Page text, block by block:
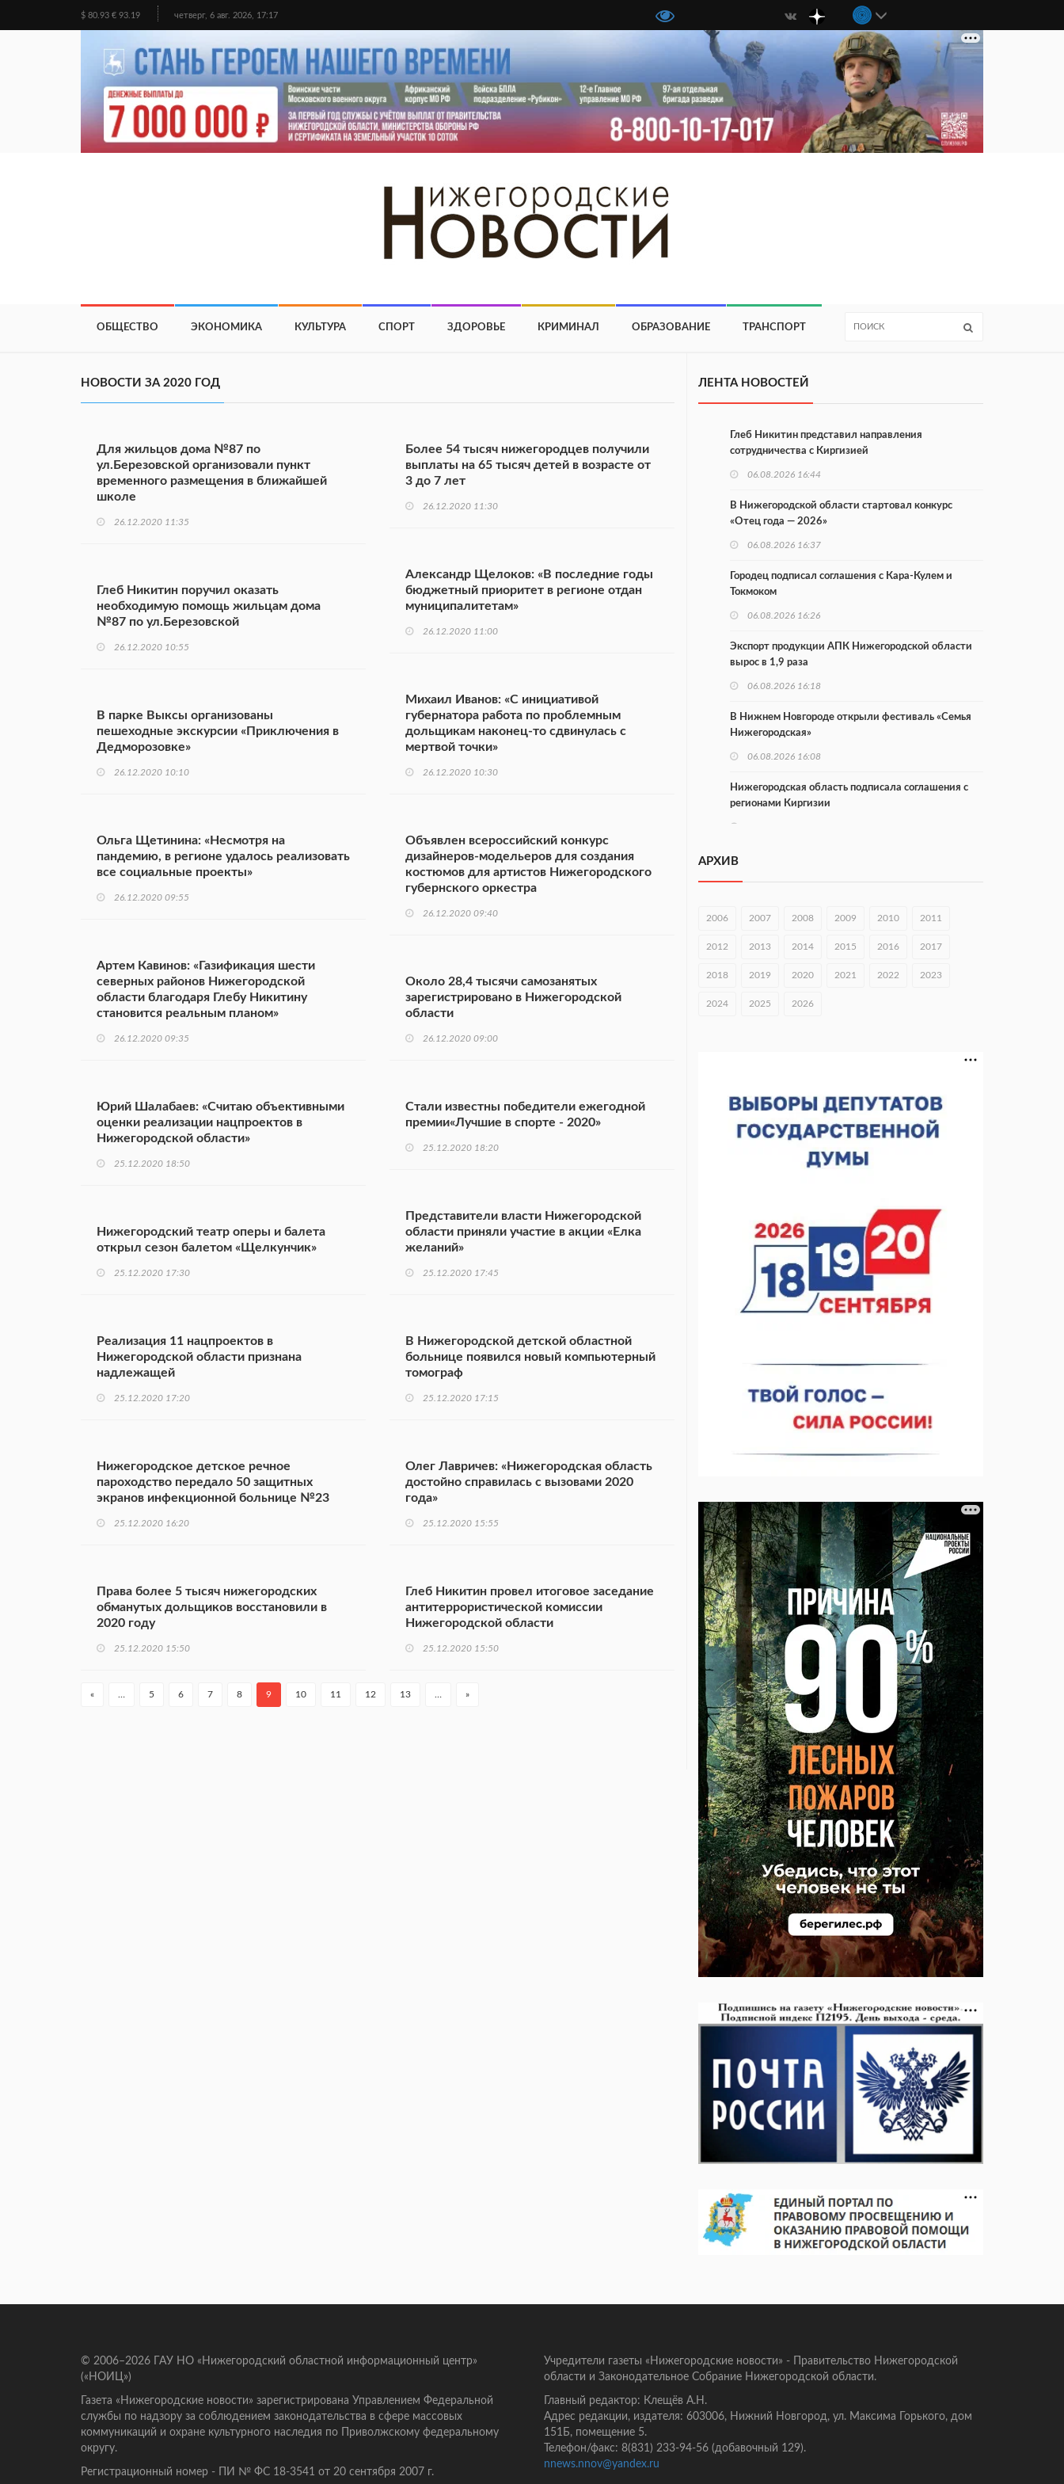
$ 80.93 € 93.19 четверг, 6 авг. 2026, 17:17
ОБЩЕСТВО ЭКОНОМИКА КУЛЬТУРА СПОРТ ЗДОРОВЬЕ КРИМИНАЛ ОБРАЗОВАНИЕ ТРАНСПОРТ
НОВОСТИ ЗА 2020 ГОД
Для жильцов дома №87 по
ул.Березовской организовали пункт
временного размещения в ближайшей
школе
26.12.2020 11:35
Более 54 тысяч нижегородцев получили
выплаты на 65 тысяч детей в возрасте от
3 до 7 лет
26.12.2020 11:30
Александр Щелоков: «В последние годы
бюджетный приоритет в регионе отдан
муниципалитетам»
26.12.2020 11:00
Глеб Никитин поручил оказать
необходимую помощь жильцам дома
№87 по ул.Березовской
26.12.2020 10:55
Михаил Иванов: «С инициативой
губернатора работа по проблемным
дольщикам наконец-то сдвинулась с
мертвой точки»
26.12.2020 10:30
В парке Выксы организованы
пешеходные экскурсии «Приключения в
Дедморозовке»
26.12.2020 10:10
Ольга Щетинина: «Несмотря на
пандемию, в регионе удалось реализовать
все социальные проекты»
26.12.2020 09:55
Объявлен всероссийский конкурс
дизайнеров-модельеров для создания
костюмов для артистов Нижегородского
губернского оркестра
26.12.2020 09:40
Артем Кавинов: «Газификация шести
северных районов Нижегородской
области благодаря Глебу Никитину
становится реальным планом»
26.12.2020 09:35
Около 28,4 тысячи самозанятых
зарегистрировано в Нижегородской
области
26.12.2020 09:00
Юрий Шалабаев: «Считаю объективными
оценки реализации нацпроектов в
Нижегородской области»
25.12.2020 18:50
Стали известны победители ежегодной
премии«Лучшие в спорте - 2020»
25.12.2020 18:20
Представители власти Нижегородской
области приняли участие в акции «Елка
желаний»
25.12.2020 17:45
Нижегородский театр оперы и балета
открыл сезон балетом «Щелкунчик»
25.12.2020 17:30
Реализация 11 нацпроектов в
Нижегородской области признана
надлежащей
25.12.2020 17:20
В Нижегородской детской областной
больнице появился новый компьютерный
томограф
25.12.2020 17:15
Нижегородское детское речное
пароходство передало 50 защитных
экранов инфекционной больнице №23
25.12.2020 16:20
Олег Лавричев: «Нижегородская область
достойно справилась с вызовами 2020
года»
25.12.2020 15:55
Права более 5 тысяч нижегородских
обманутых дольщиков восстановили в
2020 году
25.12.2020 15:50
Глеб Никитин провел итоговое заседание
антитеррористической комиссии
Нижегородской области
25.12.2020 15:50
« … 5 6 7 8 9 10 11 12 13 … »
ЛЕНТА НОВОСТЕЙ
Глеб Никитин представил направления
сотрудничества с Киргизией
06.08.2026 16:44
В Нижегородской области стартовал конкурс
«Отец года — 2026»
06.08.2026 16:37
Городец подписал соглашения с Кара-Кулем и
Токмоком
06.08.2026 16:26
Экспорт продукции АПК Нижегородской области
вырос в 1,9 раза
06.08.2026 16:18
В Нижнем Новгороде открыли фестиваль «Семья
Нижегородская»
06.08.2026 16:08
Нижегородская область подписала соглашения с
регионами Киргизии
Видели ночь, бежали всю ночь... На
06.08.2026 15:05
операцию на щитовидной железе
06.08.2026 14:46
На повороте на Богородск ограничили скорость до
50 км/ч
06.08.2026 14:41
06.08.2026 14:35
ФК «Нижний Новгород». Шильников и «Шинник»
06.08.2026 14:25
АРХИВ
2006 2007 2008 2009 2010 2011
2012 2013 2014 2015 2016 2017
2018 2019 2020 2021 2022 2023
2024 2025 2026
© 2006–2026 ГАУ НО «Нижегородский областной информационный центр»
(«НОИЦ»)
Газета «Нижегородские новости» зарегистрирована Управлением Федеральной
службы по надзору за соблюдением законодательства в сфере массовых
коммуникаций и охране культурного наследия по Приволжскому федеральному
округу.
Регистрационный номер - ПИ № ФС 18-3541 от 20 сентября 2007 г.
Учредители газеты «Нижегородские новости» - Правительство Нижегородской
области и Законодательное Собрание Нижегородской области.
Главный редактор: Клещёв А.Н.
Адрес редакции, издателя: 603006, Нижний Новгород, ул. Максима Горького, дом
151Б, помещение 5.
Телефон/факс: 8(831) 233-94-56 (добавочный 129).
nnews.nnov@yandex.ru